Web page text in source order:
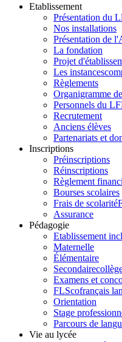
Etablissement
Présentation du
Nos installations
Présentation de
La fondation
Projet
Les instances
Règlements
Organigramme
Personnels du
Recrutement
Anciens élèves
Partenariats et
Inscriptions
Préinscriptions
Réinscriptions
Règlement
Bourses scolaires
Frais de scolarité
Assurance
Pédagogie
Etablissement
Maternelle
Élémentaire
Secondaire
Examens et
FLScofrançais
Orientation
Stage
Parcours de
Vie au lycée